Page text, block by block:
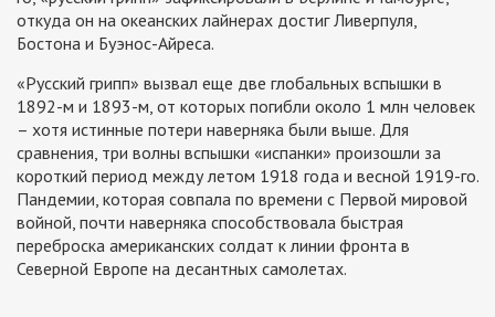
откуда он на океанских лайнерах достиг Ливерпуля,
Бостона и Буэнос-Айреса.
«Русский грипп» вызвал еще две глобальных вспышки в
1892-м и 1893-м, от которых погибли около 1 млн человек
– хотя истинные потери наверняка были выше. Для
сравнения, три волны вспышки «испанки» произошли за
короткий период между летом 1918 года и весной 1919-го.
Пандемии, которая совпала по времени с Первой мировой
войной, почти наверняка способствовала быстрая
переброска американских солдат к линии фронта в
Северной Европе на десантных самолетах.